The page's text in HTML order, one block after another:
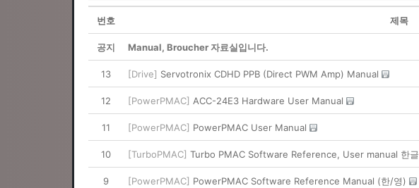
번호 제목
공지 Manual, Broucher 자료실입니다.
13 [Drive] Servotronix CDHD PPB (Direct PWM Amp) Manual
12 [PowerPMAC] ACC-24E3 Hardware User Manual
11 [PowerPMAC] PowerPMAC User Manual
10 [TurboPMAC] Turbo PMAC Software Reference, User manual 한글
9 [PowerPMAC] PowerPMAC Software Reference Manual (한/영)